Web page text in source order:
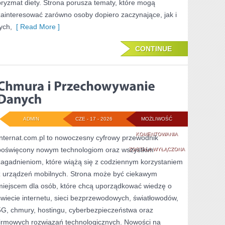
diety. Strona porusza tematy, które mogą
zarówno osoby dopiero zaczynające, jak i
[ Read More ]
CONTINUE
MOŻLIWOŚĆ
KOMENTOWANIACHMURA
I
DANYCH
ZOSTAŁA WYŁĄCZONA
CZE - 17 - 2026
ADMIN
to nowoczesny cyfrowy przewodnik
nowym technologiom oraz wszystkim
które wiążą się z codziennym korzystaniem
urządzeń mobilnych. Strona może być ciekawym
dla osób, które chcą uporządkować wiedzę o
internetu, sieci bezprzewodowych, światłowodów,
chmury, hostingu, cyberbezpieczeństwa oraz
rozwiązań technologicznych. Nowości na